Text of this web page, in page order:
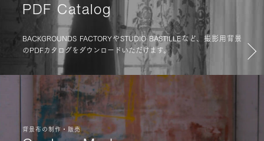
PDF Catalog
BACKGROUNDS FACTORYやSTUDIO BASTILLEなど、撮影用背景
のPDFカタログをダウンロードいただけます。
背景布の制作・販売